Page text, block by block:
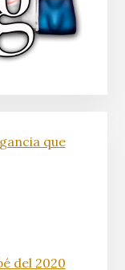
que
del 2020